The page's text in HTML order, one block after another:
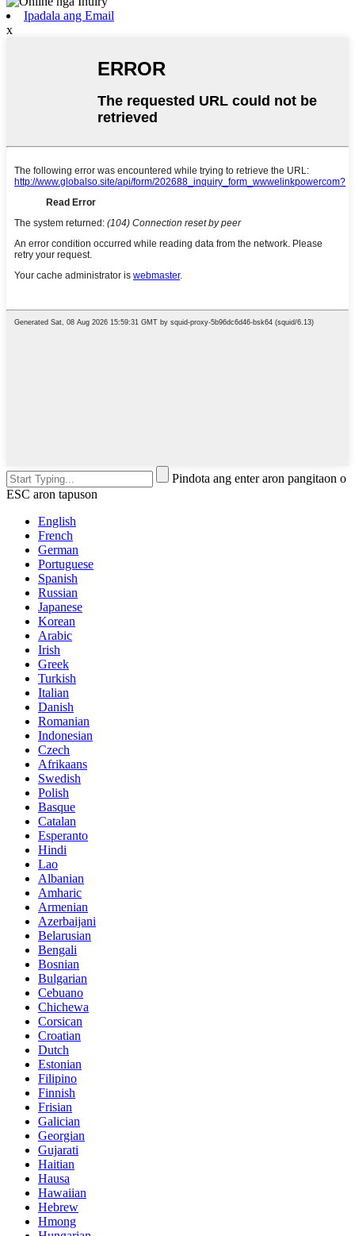
Ipadala ang Email
x
Pindota ang enter aron pangitaon o
ESC aron tapuson
English
French
German
Portuguese
Spanish
Russian
Japanese
Korean
Arabic
Irish
Greek
Turkish
Italian
Danish
Romanian
Indonesian
Czech
Afrikaans
Swedish
Polish
Basque
Catalan
Esperanto
Hindi
Lao
Albanian
Amharic
Armenian
Azerbaijani
Belarusian
Bengali
Bosnian
Bulgarian
Cebuano
Chichewa
Corsican
Croatian
Dutch
Estonian
Filipino
Finnish
Frisian
Galician
Georgian
Gujarati
Haitian
Hausa
Hawaiian
Hebrew
Hmong